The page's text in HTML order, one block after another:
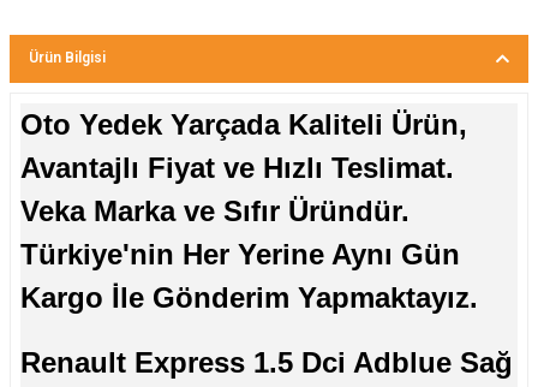
Ürün Bilgisi
Oto Yedek Yarçada Kaliteli Ürün,
Avantajlı Fiyat ve Hızlı Teslimat.
Veka Marka ve Sıfır Üründür.
Türkiye'nin Her Yerine Aynı Gün
Kargo İle Gönderim Yapmaktayız.
Renault Express 1.5 Dci Adblue Sağ